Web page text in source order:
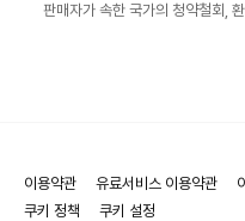
판매자가 속한 국가의 청약철회,
이용약관 유료서비스 이용약관
쿠키 정책
쿠키 설정